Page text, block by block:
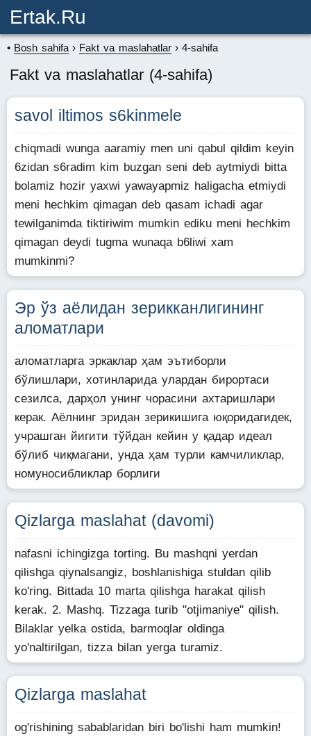
Ertak.ru
Bosh sahifa Fakt va maslahatlar 4-sahifa
Fakt va maslahatlar (4-sahifa)
savol iltimos s6kinmele
chiqmadi wunga aaramiy men uni qabul qildim keyin
6zidan s6radim kim buzgan seni deb aytmiydi bitta
bolamiz hozir yaxwi yawayapmiz haligacha etmiydi
meni hechkim qimagan deb qasam ichadi agar
tewilganimda tiktiriwim mumkin ediku meni hechkim
qimagan deydi tugma wunaqa b6liwi xam
mumkinmi?
Эр ўз аёлидан зерикканлигининг
аломатлари
аломатларга эркаклар ҳам эътиборли
бўлишлари, хотинларида улардан бирортаси
сезилса, дарҳол унинг чорасини ахтаришлари
керак. Аёлнинг эридан зерикишига юқоридагидек,
учрашган йигити тўйдан кейин у қадар идеал
бўлиб чиқмагани, унда ҳам турли камчиликлар,
номуносибликлар борлиги
Qizlarga maslahat (davomi)
nafasni ichingizga torting. Bu mashqni yerdan
qilishga qiynalsangiz, boshlanishiga stuldan qilib
ko'ring. Bittada 10 marta qilishga harakat qilish
kerak. 2. Mashq. Tizzaga turib "otjimaniye" qilish.
Bilaklar yelka ostida, barmoqlar oldinga
yo'naltirilgan, tizza bilan yerga turamiz.
Qizlarga maslahat
og'rishining sabablaridan biri bo'lishi ham mumkin!